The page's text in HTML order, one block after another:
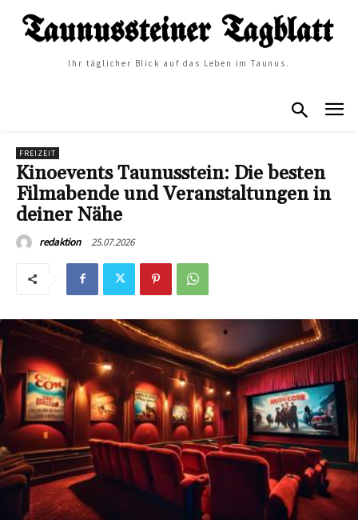
Ihr täglicher Blick auf das Leben im Taunus.
FREIZEIT
Kinoevents Taunusstein: Die besten
Filmabende und Veranstaltungen in
deiner Nähe
redaktion 25.07.2026